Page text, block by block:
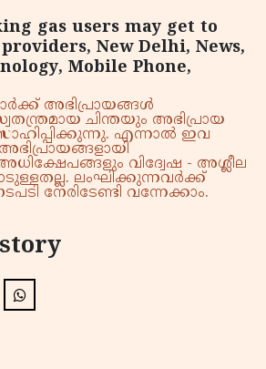
gas users may get to
New Delhi, News,
Mobile Phone,
അഭിപ്രായങ്ങൾ
ചിന്തയും അഭിപ്രായ
എന്നാൽ ഇവ
വിദ്വേഷ - അശ്ലീല
ലംഘിക്കുന്നവർക്ക്
നേരിടേണ്ടി വന്നേക്കാം.